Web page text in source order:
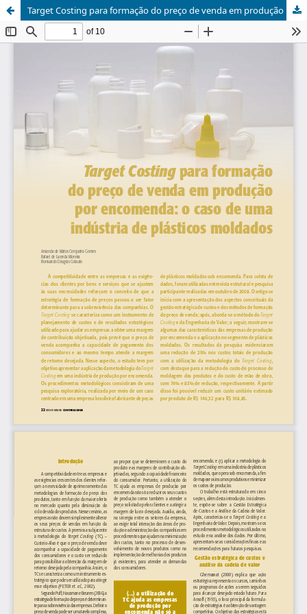
Target Costing para formação do preço de venda em produção por encomenda: o caso de uma indústria de plásticos moldados